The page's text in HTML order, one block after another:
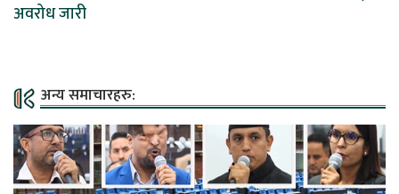
अवरोध जारी
अन्य समाचारहरु: